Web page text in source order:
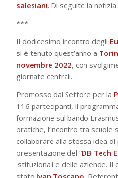
salesiani. Di seguito la
***
Il dodicesimo incontro degli
si è tenuto quest’anno a
novembre 2022, con
giornate centrali.
Promosso dal Settore per la
116 partecipanti, il
formazione sul bando
pratiche, l’incontro tra scuole
collaborare alla stessa idea
presentazione del “DB Tech
istituzionali e delle aziende. Il
stato Ivan Toscano,